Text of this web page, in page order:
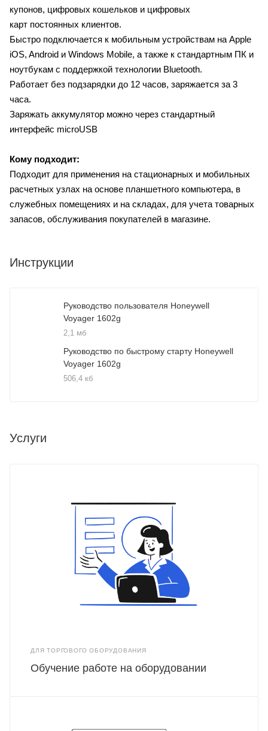
купонов, цифровых кошельков и цифровых
карт постоянных клиентов.
Быстро подключается к мобильным устройствам на Apple
iOS, Android и Windows Mobile, а также к стандартным ПК и
ноутбукам с поддержкой технологии Bluetooth.
Работает без подзарядки до 12 часов, заряжается за 3
часа.
Заряжать аккумулятор можно через стандартный
интерфейс microUSB
Кому подходит:
Подходит для применения на стационарных и мобильных
расчетных узлах на основе планшетного компьютера, в
служебных помещениях и на складах, для учета товарных
запасов, обслуживания покупателей в магазине.
Инструкции
Руководство пользователя Honeywell
Voyager 1602g
2,1 мб
Руководство по быстрому старту Honeywell
Voyager 1602g
506,4 кб
Услуги
ДЛЯ ТОРГОВОГО ОБОРУДОВАНИЯ
Обучение работе на оборудовании